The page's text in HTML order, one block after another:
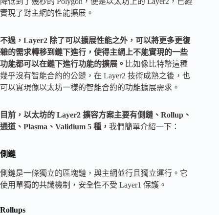
實現了對主網的性能擴展。
不過，Layer2 除了可以擴展性能之外，可以將更多更復
雜的需求轉移到鏈下進行，使得主網上不能實現的一些
功能都可以在鏈下進行功能的擴展。 比如像比特幣這種
幾乎沒有智能合約的公鏈，在 Layer2 技術成熟之後，也
可以實現像以太坊一樣的智能合約的功能擴展需求。
目前，以太坊的 Layer2 擴容方案主要有側鏈、Rollup、
通道、Plasma、Validium 5 種， 我們簡單介紹一下：
側鏈
側鏈是一條獨立的區塊鏈，與主網並行且獨立運行。它
使用單獨的共識機制，安全性不受 Layer1 保護。
Rollups